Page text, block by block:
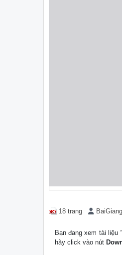
18 trang
Bạn đang xem tài liệu
hãy click vào nút